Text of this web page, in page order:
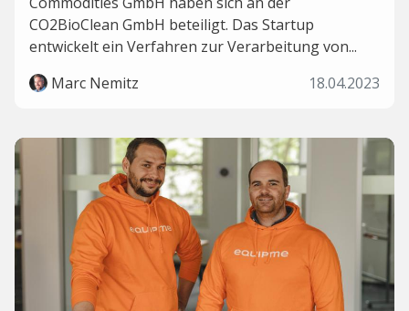
CO2BioClean GmbH beteiligt. Das Startup
entwickelt ein Verfahren zur Verarbeitung von...
Marc Nemitz
18.04.2023